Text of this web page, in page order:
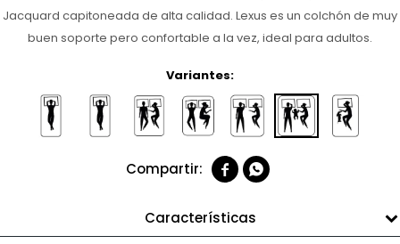
Jacquard capitoneada de alta calidad. Lexus es un colchón de muy
buen soporte pero confortable a la vez, ideal para adultos.
Variantes:
 
Características